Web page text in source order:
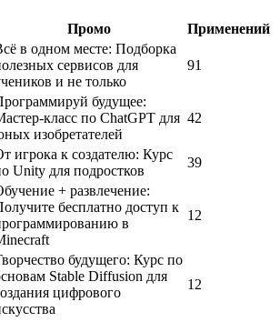
Промо Применений
в одном месте: Подборка
сервисов для
и не только
91
будущее:
класс по ChatGPT для
изобретателей
42
игрока к создателю: Курс
Unity для подростков
39
+ развлечение:
бесплатно доступ к
в
12
будущего: Курс по
Stable Diffusion для
цифрового
12